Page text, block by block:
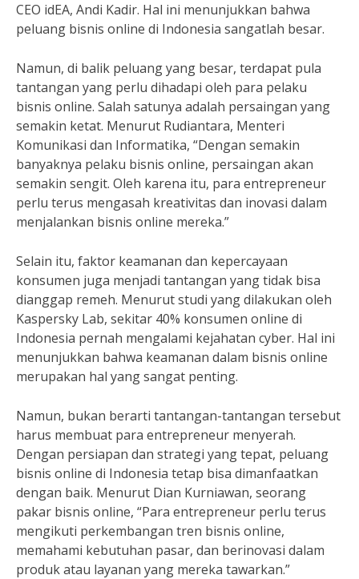
CEO idEA, Andi Kadir. Hal ini menunjukkan bahwa
peluang bisnis online di Indonesia sangatlah besar.
Namun, di balik peluang yang besar, terdapat pula
tantangan yang perlu dihadapi oleh para pelaku
bisnis online. Salah satunya adalah persaingan yang
semakin ketat. Menurut Rudiantara, Menteri
Komunikasi dan Informatika, “Dengan semakin
banyaknya pelaku bisnis online, persaingan akan
semakin sengit. Oleh karena itu, para entrepreneur
perlu terus mengasah kreativitas dan inovasi dalam
menjalankan bisnis online mereka.”
Selain itu, faktor keamanan dan kepercayaan
konsumen juga menjadi tantangan yang tidak bisa
dianggap remeh. Menurut studi yang dilakukan oleh
Kaspersky Lab, sekitar 40% konsumen online di
Indonesia pernah mengalami kejahatan cyber. Hal ini
menunjukkan bahwa keamanan dalam bisnis online
merupakan hal yang sangat penting.
Namun, bukan berarti tantangan-tantangan tersebut
harus membuat para entrepreneur menyerah.
Dengan persiapan dan strategi yang tepat, peluang
bisnis online di Indonesia tetap bisa dimanfaatkan
dengan baik. Menurut Dian Kurniawan, seorang
pakar bisnis online, “Para entrepreneur perlu terus
mengikuti perkembangan tren bisnis online,
memahami kebutuhan pasar, dan berinovasi dalam
produk atau layanan yang mereka tawarkan.”